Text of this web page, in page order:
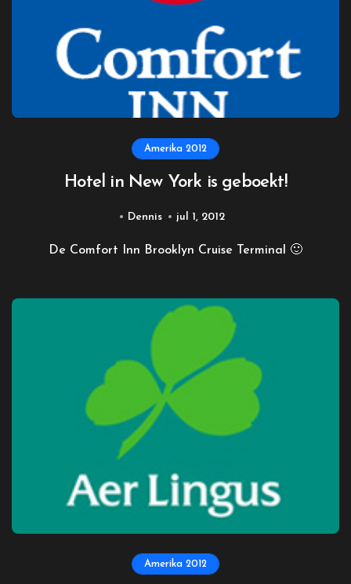
Amerika 2012
Hotel in New York is geboekt!
Dennis jul 1, 2012
De Comfort Inn Brooklyn Cruise Terminal 🙂
Amerika 2012